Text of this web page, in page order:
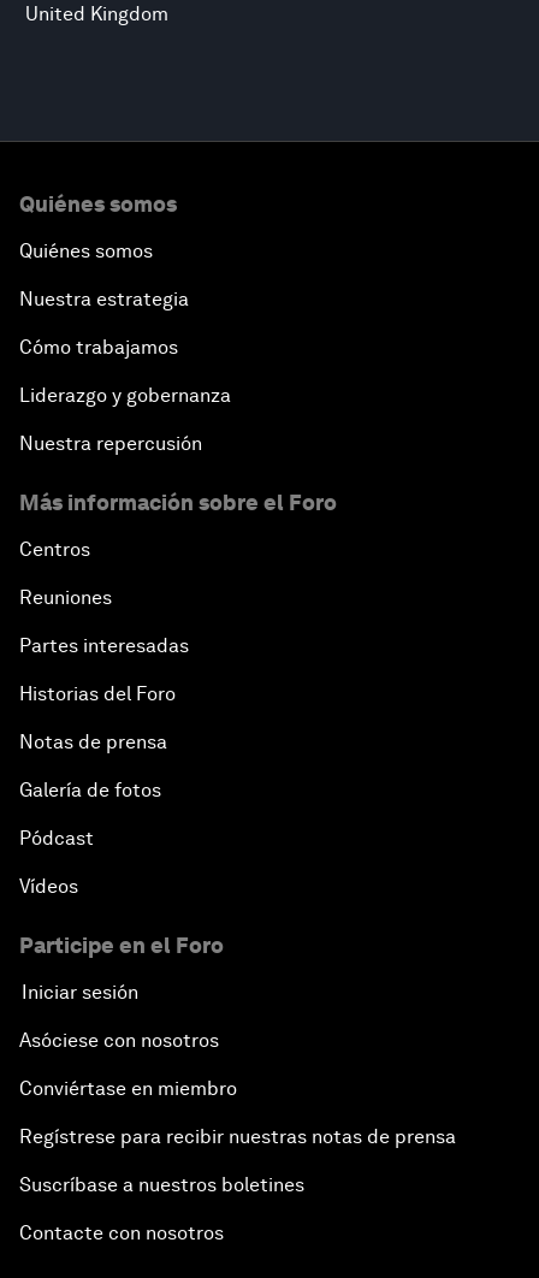
United Kingdom
Quiénes somos
Quiénes somos
Nuestra estrategia
Cómo trabajamos
Liderazgo y gobernanza
Nuestra repercusión
Más información sobre el Foro
Centros
Reuniones
Partes interesadas
Historias del Foro
Notas de prensa
Galería de fotos
Pódcast
Vídeos
Participe en el Foro
Iniciar sesión
Asóciese con nosotros
Conviértase en miembro
Regístrese para recibir nuestras notas de prensa
Suscríbase a nuestros boletines
Contacte con nosotros